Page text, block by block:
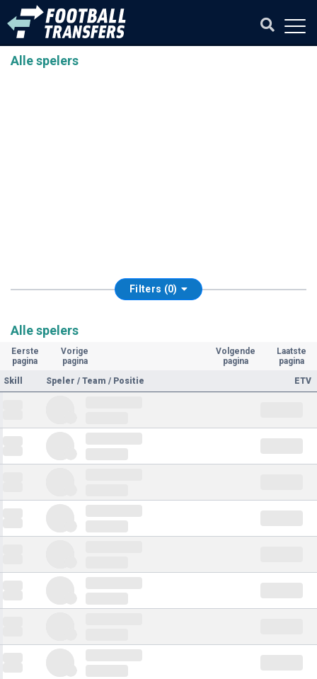
Alle spelers
Filters (0)
Alle spelers
Eerste
pagina
Vorige
pagina
Volgende
pagina
Laatste
pagina
Skill
Speler / Team / Positie ETV